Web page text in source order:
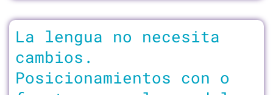
La lengua no necesita
cambios.
Posicionamientos con o